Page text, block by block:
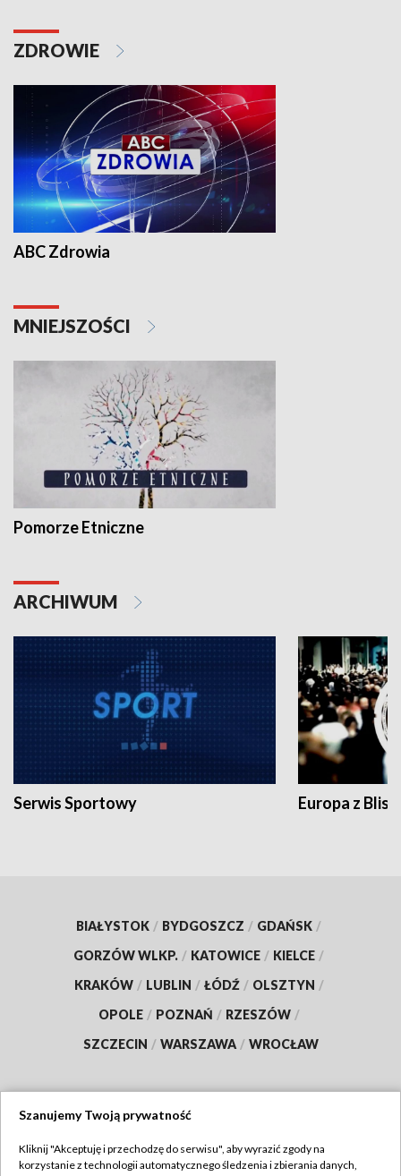
ZDROWIE
ABC Zdrowia
MNIEJSZOŚCI
Pomorze Etniczne
ARCHIWUM
Serwis Sportowy Europa z
BIAŁYSTOK / BYDGOSZCZ / GDAŃSK /
GORZÓW WLKP. / KATOWICE / KIELCE /
KRAKÓW / LUBLIN / ŁÓDŹ / OLSZTYN /
OPOLE / POZNAŃ / RZESZÓW /
SZCZECIN / WARSZAWA / WROCŁAW
TVP
Szanujemy Twoją prywatność
Kliknij "Akceptuję i przechodzę do serwisu", aby wyrazić zgody na
korzystanie z technologii automatycznego śledzenia i zbierania danych,